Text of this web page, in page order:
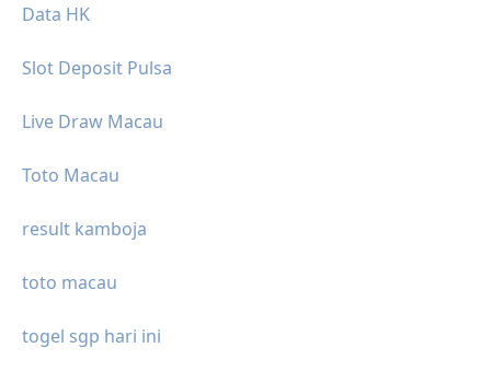
Data HK
Slot Deposit Pulsa
Live Draw Macau
Toto Macau
result kamboja
toto macau
togel sgp hari ini